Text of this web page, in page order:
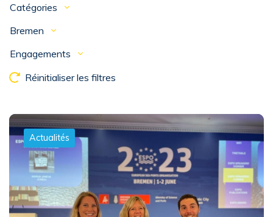
Catégories
Bremen
Engagements
Réinitialiser les filtres
Actualités